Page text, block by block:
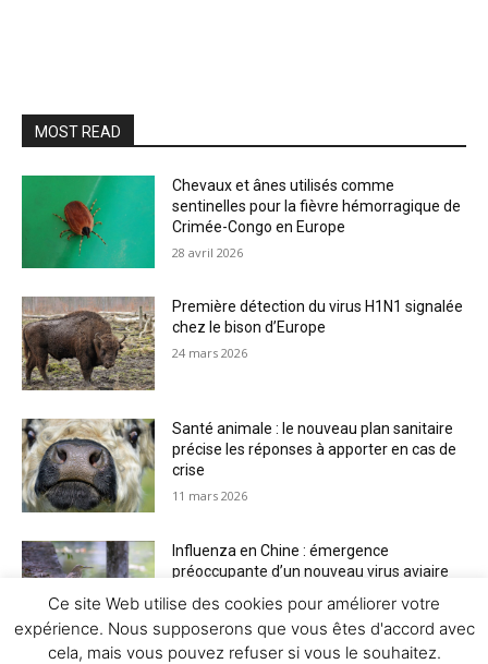
MOST READ
Chevaux et ânes utilisés comme
sentinelles pour la fièvre hémorragique de
Crimée-Congo en Europe
28 avril 2026
Première détection du virus H1N1 signalée
chez le bison d’Europe
24 mars 2026
Santé animale : le nouveau plan sanitaire
précise les réponses à apporter en cas de
crise
11 mars 2026
Influenza en Chine : émergence
préoccupante d’un nouveau virus aviaire
Ce site Web utilise des cookies pour améliorer votre
expérience. Nous supposerons que vous êtes d'accord avec
cela, mais vous pouvez refuser si vous le souhaitez.